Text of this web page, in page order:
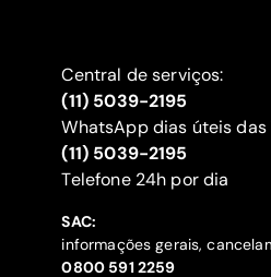
Central de serviços:
(11) 5039-2195
WhatsApp dias úteis das
(11) 5039-2195
‍Telefone 24h por dia
SAC:
informações gerais,
‍0800 591 2259